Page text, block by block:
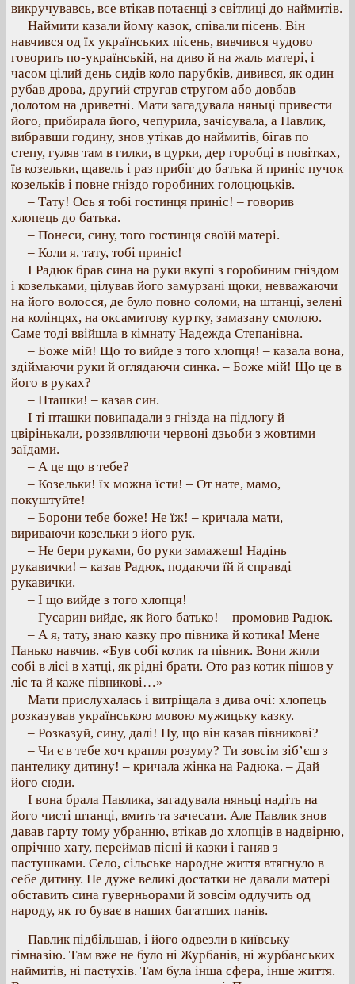
викручувавсь, все втікав потаєнці з світлиці до наймитів.
Наймити казали йому казок, співали пісень. Він
навчився од їх українських пісень, вивчився чудово
говорить по-українській, на диво й на жаль матері, і
часом цілий день сидів коло парубків, дивився, як один
рубав дрова, другий стругав стругом або довбав
долотом на дриветні. Мати загадувала няньці привести
його, прибирала його, чепурила, зачісувала, а Павлик,
вибравши годину, знов утікав до наймитів, бігав по
степу, гуляв там в гилки, в цурки, дер горобці в повітках,
їв козельки, щавель і раз прибіг до батька й приніс пучок
козельків і повне гніздо горобиних голоцюцьків.
– Тату! Ось я тобі гостинця приніс! – говорив
хлопець до батька.
– Понеси, сину, того гостинця своїй матері.
– Коли я, тату, тобі приніс!
І Радюк брав сина на руки вкупі з горобиним гніздом
і козельками, цілував його замурзані щоки, невважаючи
на його волосся, де було повно соломи, на штанці, зелені
на колінцях, на оксамитову куртку, замазану смолою.
Саме тоді ввійшла в кімнату Надежда Степанівна.
– Боже мій! Що то вийде з того хлопця! – казала вона,
здіймаючи руки й оглядаючи синка. – Боже мій! Що це в
його в руках?
– Пташки! – казав син.
І ті пташки повипадали з гнізда на підлогу й
цвірінькали, роззявляючи червоні дзьоби з жовтими
заїдами.
– А це що в тебе?
– Козельки! їх можна їсти! – От нате, мамо,
покуштуйте!
– Борони тебе боже! Не їж! – кричала мати,
вириваючи козельки з його рук.
– Не бери руками, бо руки замажеш! Надінь
рукавички! – казав Радюк, подаючи їй й справді
рукавички.
– І що вийде з того хлопця!
– Гусарин вийде, як його батько! – промовив Радюк.
– А я, тату, знаю казку про півника й котика! Мене
Панько навчив. «Був собі котик та півник. Вони жили
собі в лісі в хатці, як рідні брати. Ото раз котик пішов у
ліс та й каже півникові…»
Мати прислухалась і витріщала з дива очі: хлопець
розказував українською мовою мужицьку казку.
– Розказуй, сину, далі! Ну, що він казав півникові?
– Чи є в тебе хоч крапля розуму? Ти зовсім зіб’єш з
пантелику дитину! – кричала жінка на Радюка. – Дай
його сюди.
І вона брала Павлика, загадувала няньці надіть на
його чисті штанці, вмить та зачесати. Але Павлик знов
давав гарту тому убранню, втікав до хлопців в надвірню,
опрічню хату, переймав пісні й казки і ганяв з
пастушками. Село, сільське народне життя втягнуло в
себе дитину. Не дуже великі достатки не давали матері
обставить сина гуверньорами й зовсім одлучить од
народу, як то буває в наших багатших панів.
Павлик підбільшав, і його одвезли в київську
гімназію. Там вже не було ні Журбанів, ні журбанських
наймитів, ні пастухів. Там була інша сфера, інше життя.